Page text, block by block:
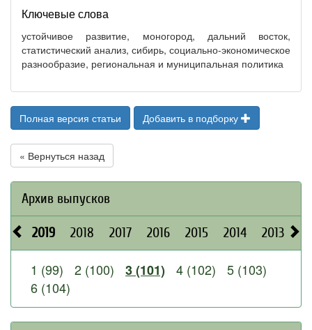
Ключевые слова
устойчивое развитие, моногород, дальний восток,
статистический анализ, сибирь, социально-экономическое
разнообразие, региональная и муниципальная политика
Полная версия статьи Добавить в подборку
« Вернуться назад
Архив выпусков
2019 2018 2017 2016 2015 2014 2013
1 (99) 2 (100) 3 (101) 4 (102)
5 (103)
6 (104)